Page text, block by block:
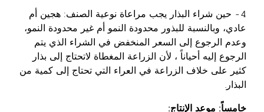
4- حين شراء البذار يجب مراعاة نوعية الصنف: هجين أم
عادي، وبالنسبة للبذور محدودة النمو أم غير محدودة النمو،
وعدم الرجوع إلى السعر المنخفض في الشراء الذي يتم
الرجوع إليه أحياناً ، لأن الزراعة المغطاة لاتحتاج إلى بذار
كثير على خلاف الزراعة في العراء التي تحتاج إلى كمية من
البذار.
خامساً: موعد الإنتاج: